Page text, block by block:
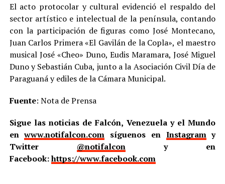
El acto protocolar y cultural evidenció el respaldo del
sector artístico e intelectual de la península, contando
con la participación de figuras como José Montecano,
Juan Carlos Primera «El Gavilán de la Copla», el maestro
musical José «Cheo» Duno, Eudis Maramara, José Miguel
Duno y Sebastián Cuba, junto a la Asociación Civil Día de
Paraguaná y ediles de la Cámara Municipal.
Fuente: Nota de Prensa
Sigue las noticias de Falcón, Venezuela y el Mundo
enwww.notifalcon.com síguenos en Instagramy
Twitter @notifalcony en
Facebook:https://www.facebook.com